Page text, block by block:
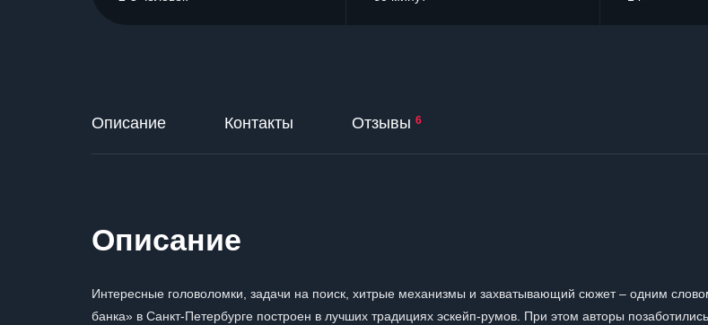
Описание Контакты Отзывы 6
Описание
Интересные головоломки, задачи на поиск, хитрые механизмы и захватывающий сюжет – одним
банка» в Санкт-Петербурге построен в лучших традициях эскейп-румов. При этом авторы